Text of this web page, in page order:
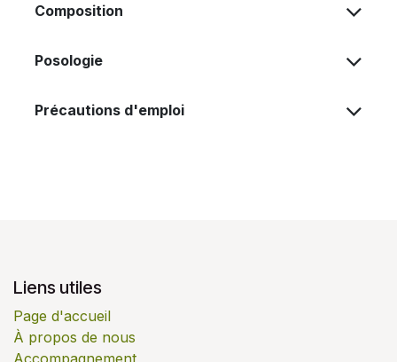
Composition
Posologie
Précautions d'emploi
Liens utiles
Page d'accueil
À propos de nous
Accompagnement